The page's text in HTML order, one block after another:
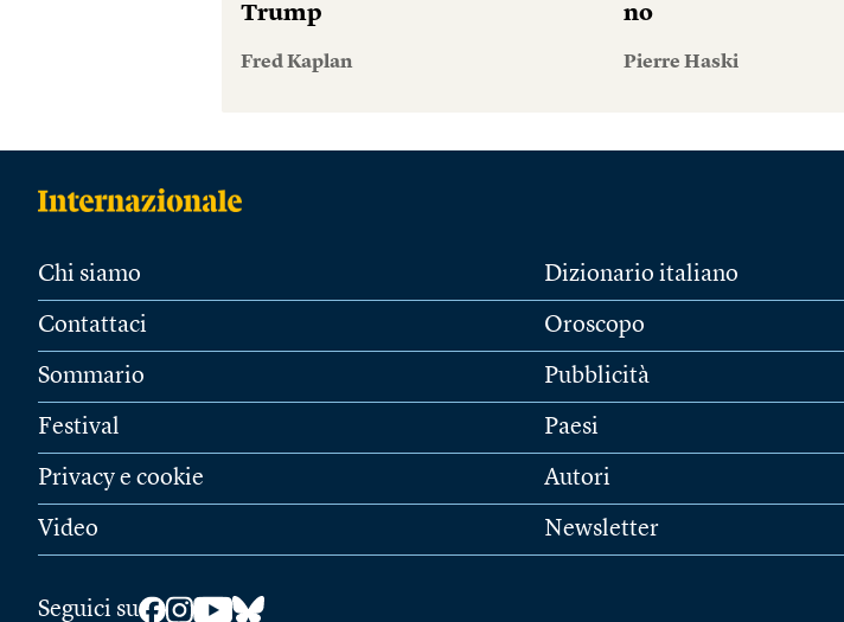
Trump
Fred Kaplan
no
Pierre Haski
Chi siamo
Contattaci
Sommario
Festival
Privacy e cookie
Video
Dizionario italiano
Oroscopo
Pubblicità
Paesi
Autori
Newsletter
Seguici su